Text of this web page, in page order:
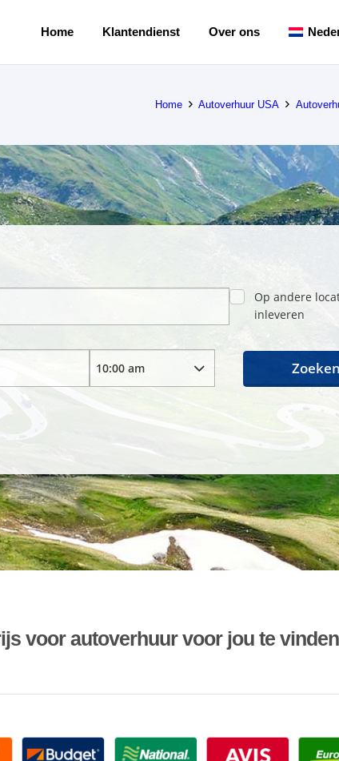
Home Klantendienst Over ons
Home Autoverhuur USA
Op andere
inleveren
Zoeken
voor autoverhuur voor jou te vinden